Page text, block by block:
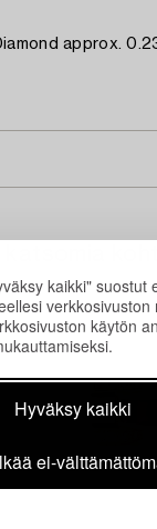
kaikki" suostut
verkkosivuston
käytön
Hyväksy kaikki
ei-
approx.